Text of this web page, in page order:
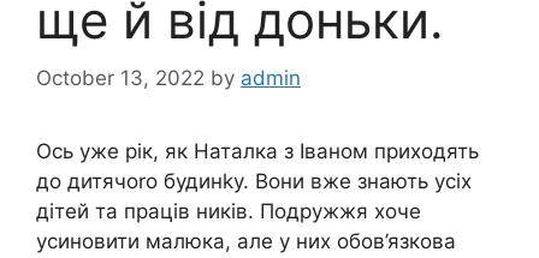
ще й від доньки.
October 13, 2022 by admin
Ось уже рік, як Наталка з Іваном приходять
до дитячоrо будинkу. Вони вже знають усіх
дітей та праців ників. Подружжя хоче
усиновити малюка, але у них обов’язкова